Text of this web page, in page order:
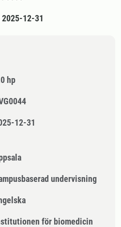
12-31
hp
12-31
undervisning
för biomedicin